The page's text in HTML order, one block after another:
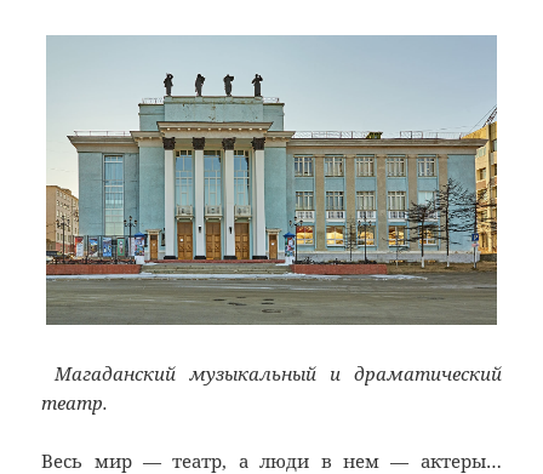
Магаданский музыкальный и драматический
театр.
Весь мир — театр, а люди в нем — актеры…